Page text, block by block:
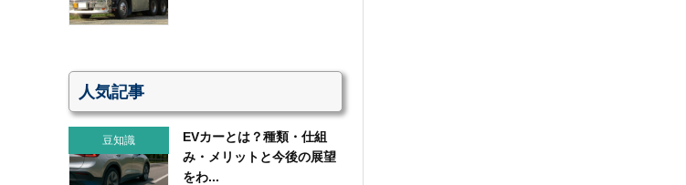
人気記事
豆知識
EVカーとは？種類・仕組
み・メリットと今後の展望
をわ...